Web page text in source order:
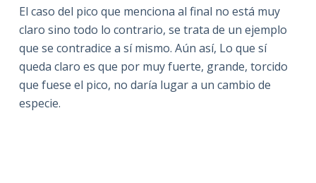
El caso del pico que menciona al final no está muy
claro sino todo lo contrario, se trata de un ejemplo
que se contradice a sí mismo. Aún así, Lo que sí
queda claro es que por muy fuerte, grande, torcido
que fuese el pico, no daría lugar a un cambio de
especie.